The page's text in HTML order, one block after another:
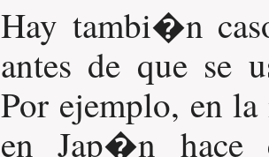
Hay tambi�n
antes de que se
Por ejemplo, en
en Jap�n